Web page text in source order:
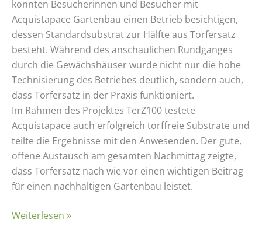
konnten Besucherinnen und Besucher mit
Acquistapace Gartenbau einen Betrieb besichtigen,
dessen Standardsubstrat zur Hälfte aus Torfersatz
besteht. Während des anschaulichen Rundganges
durch die Gewächshäuser wurde nicht nur die hohe
Technisierung des Betriebes deutlich, sondern auch,
dass Torfersatz in der Praxis funktioniert.
Im Rahmen des Projektes TerZ100 testete
Acquistapace auch erfolgreich torffreie Substrate und
teilte die Ergebnisse mit den Anwesenden. Der gute,
offene Austausch am gesamten Nachmittag zeigte,
dass Torfersatz nach wie vor einen wichtigen Beitrag
für einen nachhaltigen Gartenbau leistet.
Weiterlesen »